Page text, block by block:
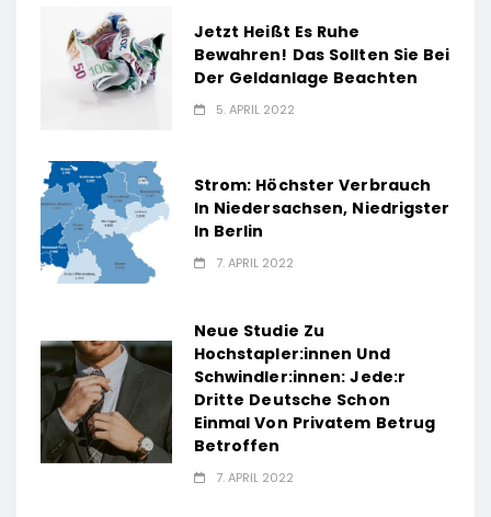
Jetzt Heißt Es Ruhe
Bewahren! Das Sollten Sie Bei
Der Geldanlage Beachten
5. APRIL 2022
Strom: Höchster Verbrauch
In Niedersachsen, Niedrigster
In Berlin
7. APRIL 2022
Neue Studie Zu
Hochstapler:innen Und
Schwindler:innen: Jede:r
Dritte Deutsche Schon
Einmal Von Privatem Betrug
Betroffen
7. APRIL 2022